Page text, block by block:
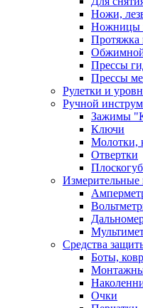
Ножи,
Ножницы
Протяжка
Прессы
Прессы
Рулетки и
Ручной
Зажимы
Ключи
Молотки,
Отвертки
Средства
Боты,
Очки